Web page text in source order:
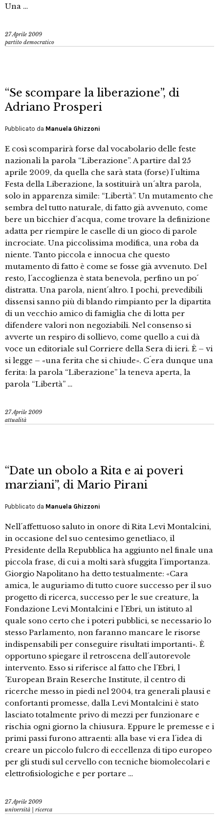
Una …
27 Aprile 2009
partito democratico
“Se scompare la liberazione”, di
Adriano Prosperi
Pubblicato da Manuela Ghizzoni
E così scomparirà forse dal vocabolario delle feste
nazionali la parola “Liberazione”. A partire dal 25
aprile 2009, da quella che sarà stata (forse) l´ultima
Festa della Liberazione, la sostituirà un´altra parola,
solo in apparenza simile: “Libertà”. Un mutamento che
sembra del tutto naturale, di fatto già avvenuto, come
bere un bicchier d´acqua, come trovare la definizione
adatta per riempire le caselle di un gioco di parole
incrociate. Una piccolissima modifica, una roba da
niente. Tanto piccola e innocua che questo
mutamento di fatto è come se fosse già avvenuto. Del
resto, l´accoglienza è stata benevola, perfino un po´
distratta. Una parola, nient´altro. I pochi, prevedibili
dissensi sanno più di blando rimpianto per la dipartita
di un vecchio amico di famiglia che di lotta per
difendere valori non negoziabili. Nel consenso si
avverte un respiro di sollievo, come quello a cui dà
voce un editoriale sul Corriere della Sera di ieri. È – vi
si legge – «una ferita che si chiude». C´era dunque una
ferita: la parola “Liberazione” la teneva aperta, la
parola “Libertà” …
27 Aprile 2009
attualità
“Date un obolo a Rita e ai poveri
marziani”, di Mario Pirani
Pubblicato da Manuela Ghizzoni
Nell´affettuoso saluto in onore di Rita Levi Montalcini,
in occasione del suo centesimo genetliaco, il
Presidente della Repubblica ha aggiunto nel finale una
piccola frase, di cui a molti sarà sfuggita l´importanza.
Giorgio Napolitano ha detto testualmente: «Cara
amica, le auguriamo di tutto cuore successo per il suo
progetto di ricerca, successo per le sue creature, la
Fondazione Levi Montalcini e l´Ebri, un istituto al
quale sono certo che i poteri pubblici, se necessario lo
stesso Parlamento, non faranno mancare le risorse
indispensabili per conseguire risultati importanti». È
opportuno spiegare il retroscena dell´autorevole
intervento. Esso si riferisce al fatto che l´Ebri, l
´European Brain Reserche Institute, il centro di
ricerche messo in piedi nel 2004, tra generali plausi e
confortanti promesse, dalla Levi Montalcini è stato
lasciato totalmente privo di mezzi per funzionare e
rischia ogni giorno la chiusura. Eppure le premesse e i
primi passi furono attraenti: alla base vi era l´idea di
creare un piccolo fulcro di eccellenza di tipo europeo
per gli studi sul cervello con tecniche biomolecolari e
elettrofisiologiche e per portare …
27 Aprile 2009
università | ricerca